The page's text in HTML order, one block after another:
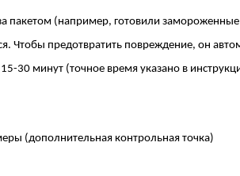
пакетом (например, готовили
Чтобы предотвратить повреждение, он
15-30 минут (точное время указано в
(дополнительная контрольная точка)